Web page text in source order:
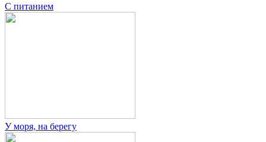
С питанием
У моря, на берегу